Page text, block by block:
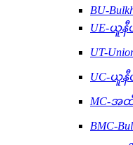
BU-
UE-ယူ
UT-
UC-ယူ
MC-အ
BMC-